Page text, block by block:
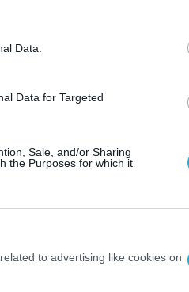
Data.
Data for Targeted
Sale, and/or Sharing
the Purposes for which it
to advertising like cookies on